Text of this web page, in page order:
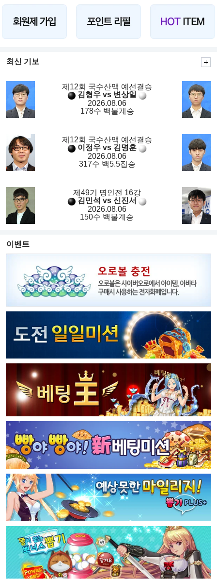
최신 기보
제12회 국수산맥 예선결승
김형우 vs 변상일
2026.08.06
178수 백불계승
제12회 국수산맥 예선결승
이정우 vs 김명훈
2026.08.06
317수 백5.5집승
제49기 명인전 16강
김민석 vs 신진서
2026.08.06
150수 백불계승
이벤트